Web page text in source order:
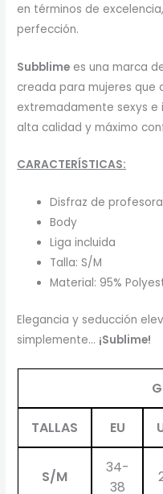
en términos de
perfección.
Subblime es una marca
creada para mujeres que
extremadamente sexys e
alta calidad y máximo
CARACTERÍSTICAS:
Disfraz de profesora
Body
Liga incluida
Talla: S/M
Material: 95%
Elegancia y seducción
simplemente… ¡Sublime!
TALLAS EU
S/M
34-
38